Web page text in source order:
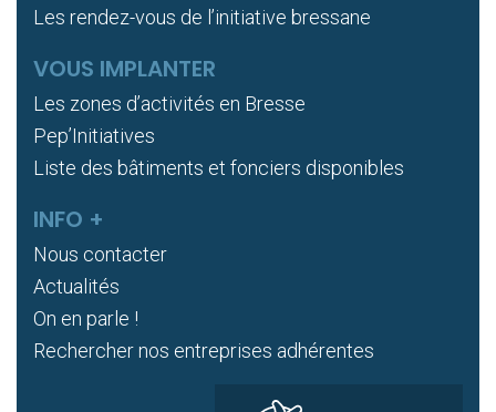
Les rendez-vous de l’initiative bressane
VOUS IMPLANTER
Les zones d’activités en Bresse
Pep’Initiatives
Liste des bâtiments et fonciers disponibles
INFO +
Nous contacter
Actualités
On en parle !
Rechercher nos entreprises adhérentes